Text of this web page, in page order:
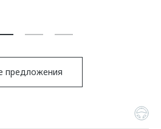
предложения